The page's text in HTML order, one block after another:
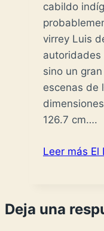
cabildo
virrey Luis
autoridades
sino un
escenas de
126.7 cm….
Leer más El
Deja una